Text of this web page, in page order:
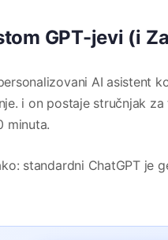
GPT-jevi (i
AI asistent
i on postaje stručnjak
minuta.
standardni ChatGPT je